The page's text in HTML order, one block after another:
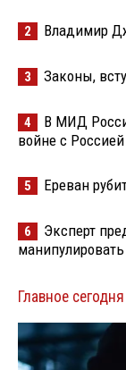
2 Владимир
3 Законы,
4
В МИД
войне с Россией
5 Ереван
6
Эксперт
Главное сегодня